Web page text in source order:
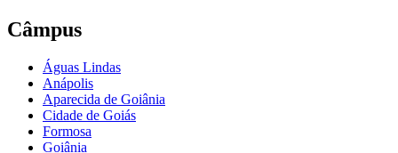
Câmpus
Águas Lindas
Anápolis
Aparecida de Goiânia
Cidade de Goiás
Formosa
Goiânia